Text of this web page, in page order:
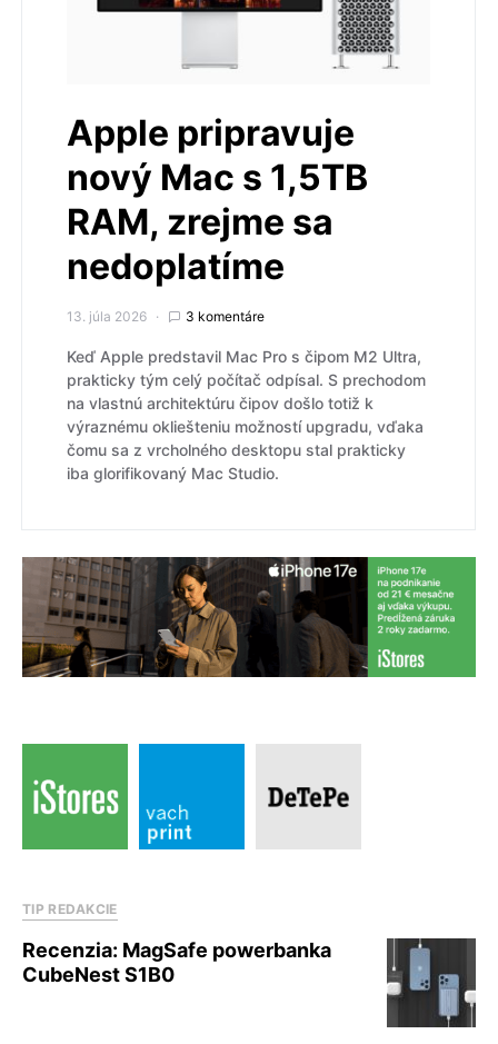
Apple pripravuje
nový Mac s 1,5TB
RAM, zrejme sa
nedoplatíme
13. júla 2026 3 komentáre
Keď Apple predstavil Mac Pro s čipom M2 Ultra,
prakticky tým celý počítač odpísal. S prechodom
na vlastnú architektúru čipov došlo totiž k
výraznému okliešteniu možností upgradu, vďaka
čomu sa z vrcholného desktopu stal prakticky
iba glorifikovaný Mac Studio.
TIP REDAKCIE
Recenzia: MagSafe powerbanka
CubeNest S1B0